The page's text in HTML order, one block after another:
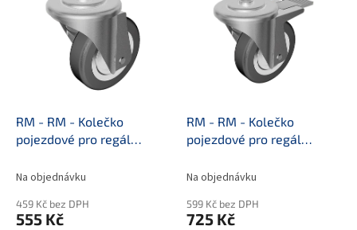
RM - RM - Kolečko
pojezdové pro regál
regál
Na objednávku
459 Kč bez DPH
555 Kč
RM - RM - Kolečko
pojezdové pro regál
pojezdové pro regál
Na objednávku
599 Kč bez DPH
725 Kč